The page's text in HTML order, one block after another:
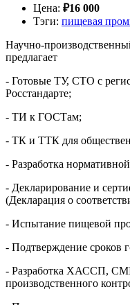
Цена: ₽16 000
Тэги: пищевая
Научно-
предлагает
- Готовые ТУ, СТО с
Росстандарте;
- ТИ к ГОСТам;
- ТК и ТТК для
- Разработка
- Декларирование и
(Декларация о
- Испытание пищевой
- Подтверждение сроков
- Разработка ХАССП,
производственного